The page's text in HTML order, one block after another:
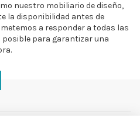
nuestro mobiliario de diseño,
la disponibilidad antes de
a responder a todas las
para garantizar una